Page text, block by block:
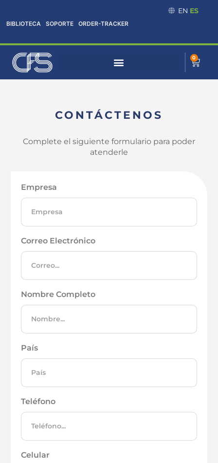
al
contenido
BIBLIOTECA SOPORTE ORDER-TRACKER
EN ES
0
Cart
CONTÁCTENOS
Complete el siguiente formulario para poder
atenderle
Empresa
Correo Electrónico
Nombre Completo
País
Teléfono
Celular